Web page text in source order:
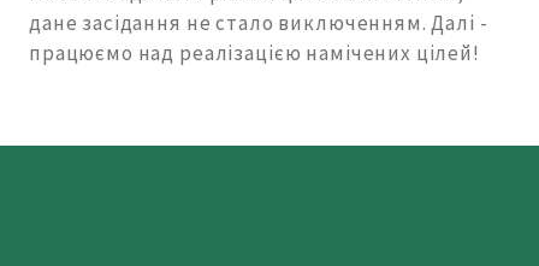
дане засідання не стало виключенням. Далі -
працюємо над реалізацією намічених цілей!